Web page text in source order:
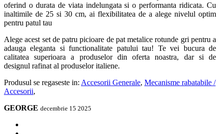
oferind o durata de viata indelungata si o performanta ridicata. Cu
inaltimile de 25 si 30 cm, ai flexibilitatea de a alege nivelul optim
pentru patul tau
Alege acest set de patru picioare de pat metalice rotunde gri pentru a
adauga eleganta si functionalitate patului tau! Te vei bucura de
calitatea superioara a produselor din oferta noastra, dar si de
designul rafinat al produselor italiene.
Produsul se regaseste in: Accesorii Generale, Mecanisme rabatabile /
Accesorii,
GEORGE decembrie 15 2025